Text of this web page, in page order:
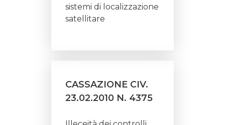
sistemi di localizzazione
satellitare
CASSAZIONE CIV.
23.02.2010 N. 4375